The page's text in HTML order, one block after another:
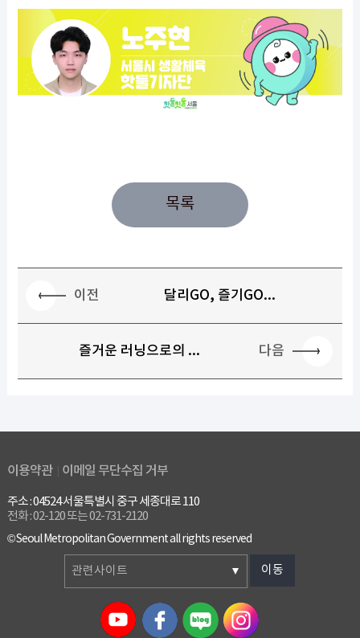
목록
이전 달리GO, 즐기GO...
즐거운 러닝으로의 ... 다음
이용약관 이메일 무단수집 거부
주소 : 04524 서울특별시 중구 세종대로 110
전화 : 02-120 또는 02-731-2120
© Seoul Metropolitan Government all rights reserved
관련사이트 이동